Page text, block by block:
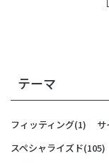
テーマ
フィッティング(1) サ
スペシャライズド(105)